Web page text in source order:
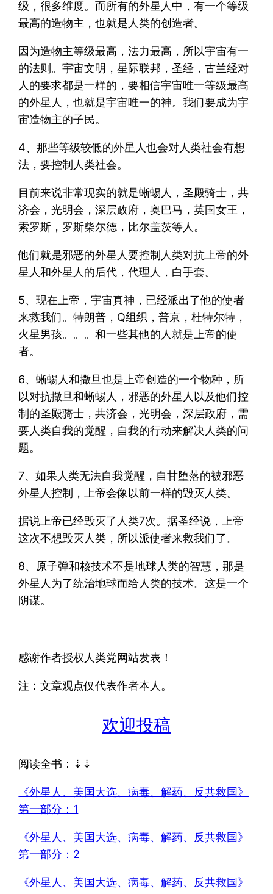
级，很多维度。而所有的外星人中，有一个等级
最高的造物主，也就是人类的创造者。
因为造物主等级最高，法力最高，所以宇宙有一
的法则。宇宙文明，星际联邦，圣经，古兰经对
人的要求都是一样的，要相信宇宙唯一等级最高
的外星人，也就是宇宙唯一的神。我们要成为宇
宙造物主的子民。
4、那些等级较低的外星人也会对人类社会有想
法，要控制人类社会。
目前来说非常现实的就是蜥蜴人，圣殿骑士，共
济会，光明会，深层政府，奥巴马，英国女王，
索罗斯，罗斯柴尔德，比尔盖茨等人。
他们就是邪恶的外星人要控制人类对抗上帝的外
星人和外星人的后代，代理人，白手套。
5、现在上帝，宇宙真神，已经派出了他的使者
来救我们。特朗普，Q组织，普京，杜特尔特，
火星男孩。。。和一些其他的人就是上帝的使
者。
6、蜥蜴人和撒旦也是上帝创造的一个物种，所
以对抗撒旦和蜥蜴人，邪恶的外星人以及他们控
制的圣殿骑士，共济会，光明会，深层政府，需
要人类自我的觉醒，自我的行动来解决人类的问
题。
7、如果人类无法自我觉醒，自甘堕落的被邪恶
外星人控制，上帝会像以前一样的毁灭人类。
据说上帝已经毁灭了人类7次。据圣经说，上帝
这次不想毁灭人类，所以派使者来救我们了。
8、原子弹和核技术不是地球人类的智慧，那是
外星人为了统治地球而给人类的技术。这是一个
阴谋。
感谢作者授权人类党网站发表！
注：文章观点仅代表作者本人。
欢迎投稿
阅读全书：⇣⇣
《外星人、美国大选、病毒、解药、反共救国》
第一部分：1
《外星人、美国大选、病毒、解药、反共救国》
第一部分：2
《外星人、美国大选、病毒、解药、反共救国》